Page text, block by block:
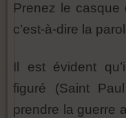
Prenez le casque
c’est-à-dire la
Il est évident
figuré (Saint
prendre la guerre